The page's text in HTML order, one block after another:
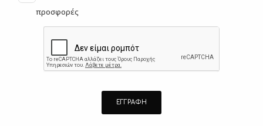
προσφορές